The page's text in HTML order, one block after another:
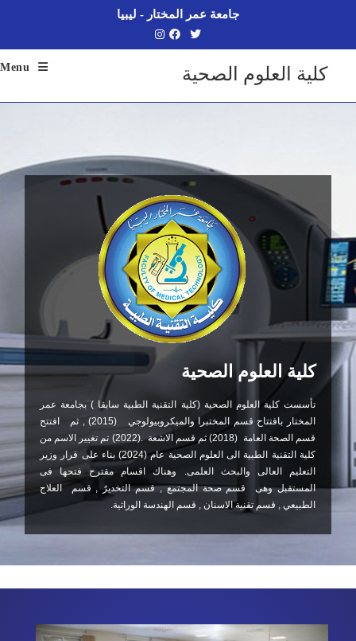
جامعة عمر المختار - ليبيا
كلية العلوم الصحية Menu
كلية العلوم الصحية
تأسست كلية العلوم الصحية (كلية التقنية الطبية سابقا ) بجامعة عمر
المختار بافتتاح قسم المختبرا والميكروبيولوجي (2015) , ثم افتتح
قسم الصحة العامة (2018) ثم قسم الاشعة .(2022) تم تغيير الاسم من
كلية التقنية الطبية الى العلوم الصحية عام (2024) بناء على قرار وزير
التعليم العالى والبحث العلمى. وهناك اقسام مقترح فتحها فى
المستقبل وهى قسم صحة المجتمع , قسم التخديرٌ , قسم العلاج
الطبيعي , قسم تقنية الاسنان , قسم الهندسة الوراثية.